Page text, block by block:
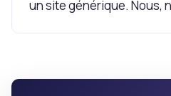
un site générique. Nous,